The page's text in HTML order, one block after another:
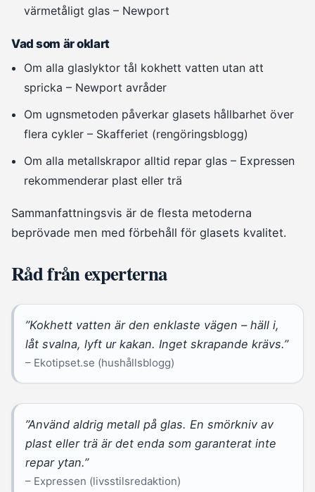
värmetåligt glas – Newport
Vad som är oklart
Om alla glaslyktor tål kokhett vatten utan att
spricka – Newport avråder
Om ugnsmetoden påverkar glasets hållbarhet över
flera cykler – Skafferiet (rengöringsblogg)
Om alla metallskrapor alltid repar glas – Expressen
rekommenderar plast eller trä
Sammanfattningsvis är de flesta metoderna
beprövade men med förbehåll för glasets kvalitet.
Råd från experterna
”Kokhett vatten är den enklaste vägen – häll i,
låt svalna, lyft ur kakan. Inget skrapande krävs.”
– Ekotipset.se (hushållsblogg)
”Använd aldrig metall på glas. En smörkniv av
plast eller trä är det enda som garanterat inte
repar ytan.”
– Expressen (livsstilsredaktion)